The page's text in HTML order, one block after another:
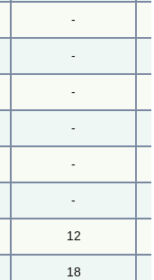
-
-
-
-
-
-
12
18